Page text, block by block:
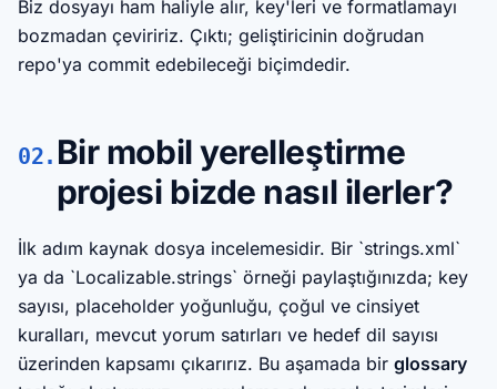
Biz dosyayı ham haliyle alır, key'leri ve formatlamayı
bozmadan çeviririz. Çıktı; geliştiricinin doğrudan
repo'ya commit edebileceği biçimdedir.
02. Bir mobil yerelleştirme
projesi bizde nasıl ilerler?
İlk adım kaynak dosya incelemesidir. Bir `strings.xml`
ya da `Localizable.strings` örneği paylaştığınızda; key
sayısı, placeholder yoğunluğu, çoğul ve cinsiyet
kuralları, mevcut yorum satırları ve hedef dil sayısı
üzerinden kapsamı çıkarırız. Bu aşamada bir glossary